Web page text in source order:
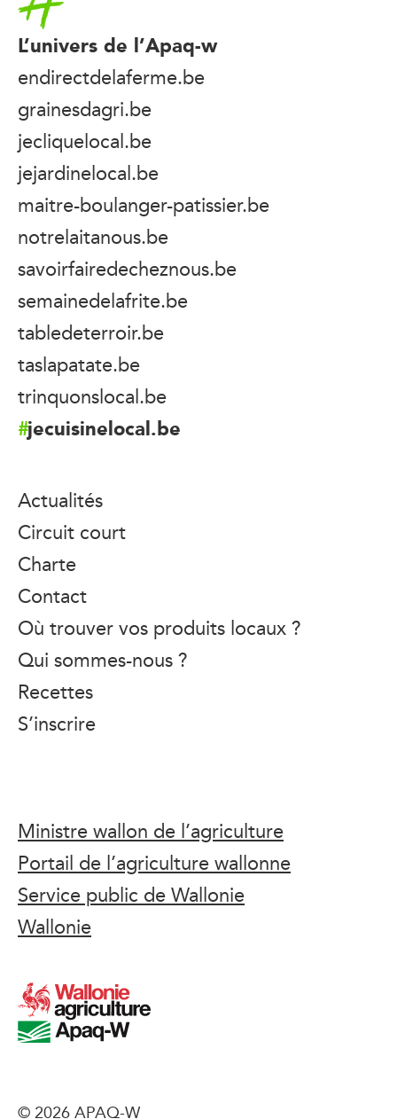
L’univers de l’Apaq-w
endirectdelaferme.be
grainesdagri.be
jecliquelocal.be
jejardinelocal.be
maitre-boulanger-patissier.be
notrelaitanous.be
savoirfairedecheznous.be
semainedelafrite.be
tabledeterroir.be
taslapatate.be
trinquonslocal.be
jecuisinelocal.be
Actualités
Circuit court
Charte
Contact
Où trouver vos produits locaux ?
Qui sommes-nous ?
Recettes
S’inscrire
Ministre wallon de l’agriculture
Portail de l’agriculture wallonne
Service public de Wallonie
Wallonie
© 2026 APAQ-W